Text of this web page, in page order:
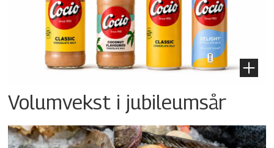
Volumvekst i jubileumsår